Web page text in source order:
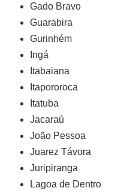
Gado Bravo
Guarabira
Gurinhém
Ingá
Itabaiana
Itapororoca
Itatuba
Jacaraú
João Pessoa
Juarez Távora
Juripiranga
Lagoa de Dentro